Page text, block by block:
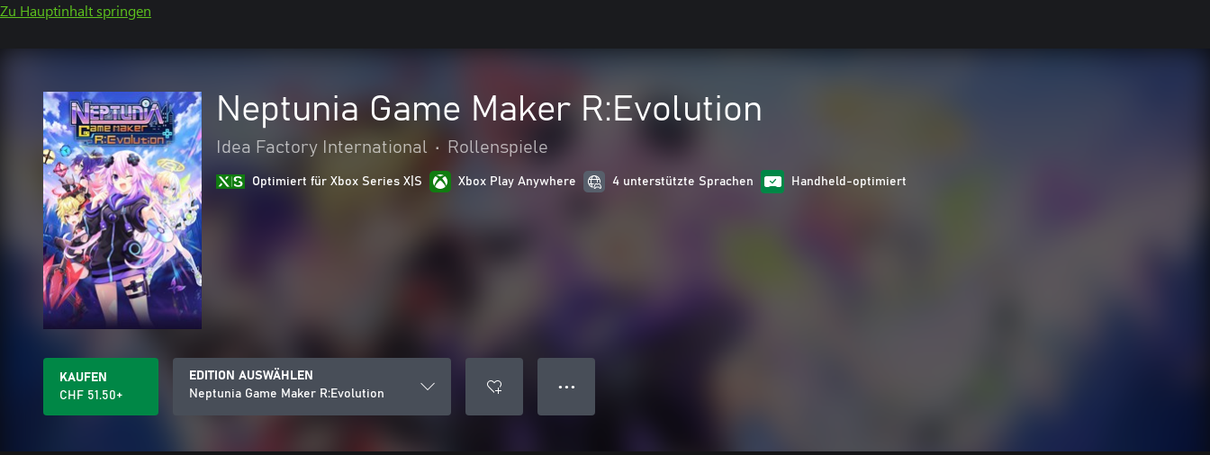
Zu Hauptinhalt springen
Neptunia Game Maker R:Evolution
Idea Factory International • Rollenspiele
Optimiert für Xbox Series X|S Xbox Play Anywhere 4 unterstützte Sprachen Handheld-optimiert
KAUFEN
CHF 51.50+
EDITION AUSWÄHLEN
Neptunia Game Maker R:Evolution
● ● ●